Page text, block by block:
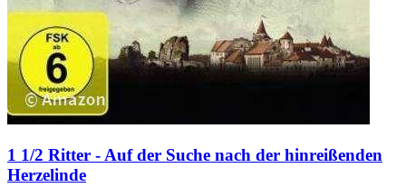
1 1/2 Ritter - Auf der Suche nach der hinreißenden
Herzelinde